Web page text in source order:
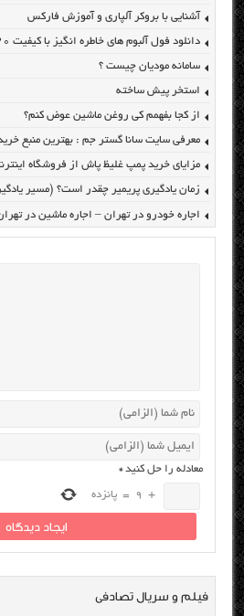
آشنایی با بروکر آلپاری و آموزش فارکس
دانلود فول آلبوم های خاطره انگیز با کیفیت ۳۲۰
سامانه مودیان چیست ؟
استخر پیش ساخته
از کجا بفهمم کی روغن ماشین عوض کنم؟
معرفی سایت سانا گستر جم : بهترین منبع
مزایای خرید پمپ غلیظ پاش از فروشگاه
زمان یادگیری پریمیر چقدر است؟ (مسیر
اجاره خودرو در تهران – اجاره ماشین در
معادله را حل کنید*
+
9
= پانزده
فیلم و سریال تصادفی